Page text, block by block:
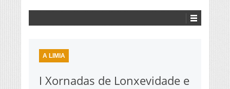
A LIMIA
I Xornadas de Lonxevidade e